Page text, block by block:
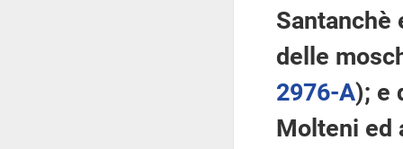
Santanchè
delle
2976-A); e
Molteni ed